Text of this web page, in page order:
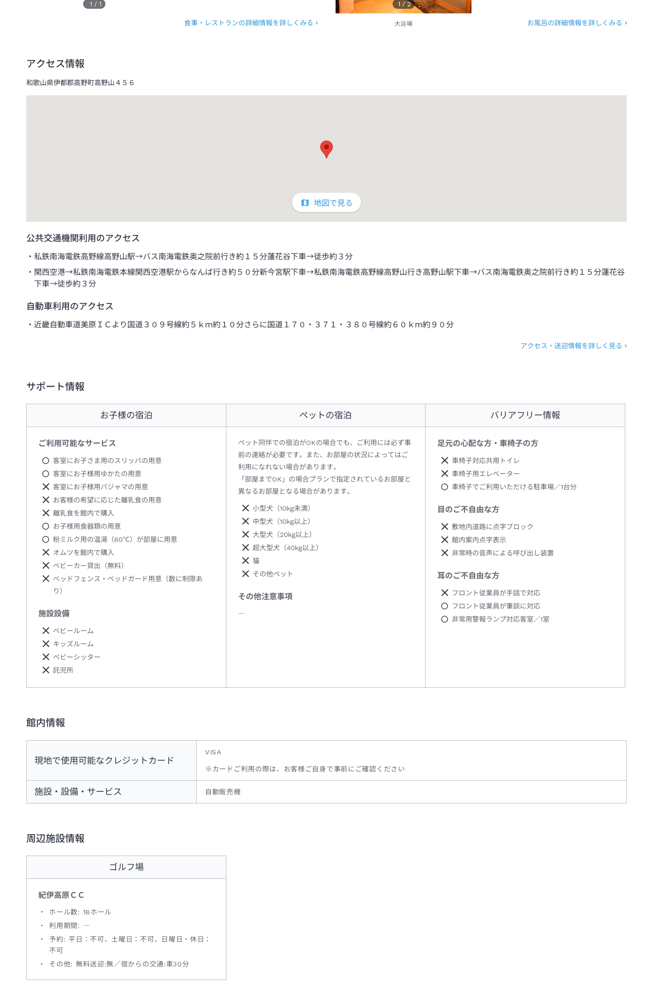
1 /1
食事・レストランの詳細情報を詳しくみる
1 / 2
大浴場 お風呂の詳細情報を詳しくみる
アクセス情報
和歌山県伊都郡高野町高野山４５６
地図で見る
公共交通機関利用のアクセス
私鉄南海電鉄高野線高野山駅→バス南海電鉄奥之院前行き約１５分蓮花谷下車→徒歩約３分
関西空港→私鉄南海電鉄本線関西空港駅からなんば行き約５０分新今宮駅下車→私鉄南海電鉄高野線高野山行き高野山駅下車→バス南海電鉄奥之院前行き約１５分蓮花谷
下車→徒歩約３分
自動車利用のアクセス
近畿自動車道美原ＩＣより国道３０９号線約５ｋｍ約１０分さらに国道１７０・３７１・３８０号線約６０ｋｍ約９０分
アクセス・送迎情報を詳しく見る
サポート情報
お子様の宿泊
ご利用可能なサービス
客室にお子さま用のスリッパの用意
客室にお子様用ゆかたの用意
客室にお子様用パジャマの用意
お客様の希望に応じた離乳食の用意
離乳食を館内で購入
お子様用食器類の用意
粉ミルク用の温湯（60℃）が部屋に用意
オムツを館内で購入
ベビーカー貸出（無料）
ベッドフェンス・ベッドガード用意（数に制限あ
り）
施設設備
ベビールーム
キッズルーム
ベビーシッター
託児所
ペットの宿泊
ペット同伴での宿泊がOKの場合でも、ご利用には必ず事
前の連絡が必要です。また、お部屋の状況によってはご
利用になれない場合があります。
「部屋までOK」の場合プランで指定されているお部屋と
異なるお部屋となる場合があります。
小型犬（10kg未満）
中型犬（10kg以上）
大型犬（20kg以上）
超大型犬（40kg以上）
猫
その他ペット
その他注意事項
―
バリアフリー情報
足元の心配な方・車椅子の方
車椅子対応共用トイレ
車椅子用エレベーター
車椅子でご利用いただける駐車場／1台分
目のご不自由な方
敷地内道路に点字ブロック
館内案内点字表示
非常時の音声による呼び出し装置
耳のご不自由な方
フロント従業員が手話で対応
フロント従業員が筆談に対応
非常用警報ランプ対応客室／1室
館内情報
現地で使用可能なクレジットカード
VISA
※カードご利用の際は、お客様ご自身で事前にご確認ください
施設・設備・サービス 自動販売機
周辺施設情報
ゴルフ場
紀伊高原ＣＣ
ホール数: 18ホール
利用期間: ―
予約: 平日：不可、土曜日：不可、日曜日・休日：
不可
その他: 無料送迎:無／宿からの交通:車30分